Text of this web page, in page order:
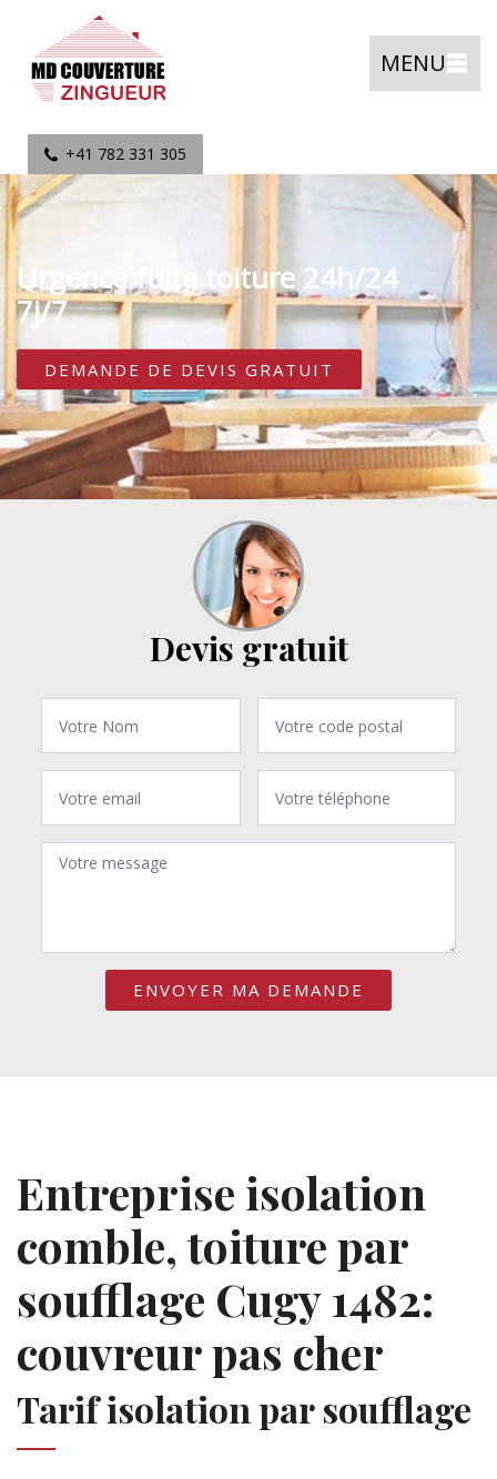
MENU
+41 782 331 305
Urgence fuite toiture 24h/24
7j/7
DEMANDE DE DEVIS GRATUIT
Devis gratuit
Entreprise isolation
comble, toiture par
soufflage Cugy 1482:
couvreur pas cher
Tarif isolation par soufflage